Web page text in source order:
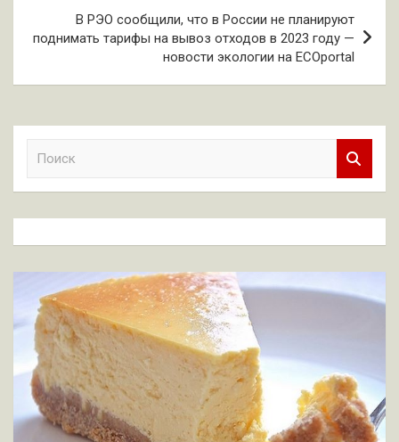
В РЭО сообщили, что в России не планируют
поднимать тарифы на вывоз отходов в 2023 году —
новости экологии на ECOportal
к